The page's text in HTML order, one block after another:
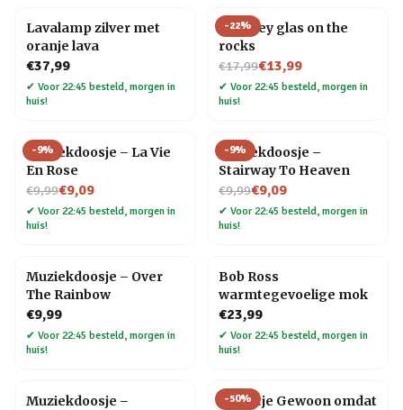
Lavalamp zilver met
oranje lava
€37,99
✔ Voor 22:45 besteld, morgen in
huis!
-22%
Whiskey glas on the
rocks
€17,99
Nu voor€13,99
✔ Voor 22:45 besteld, morgen in
huis!
-9%
Muziekdoosje – La Vie
En Rose
€9,99
Nu voor€9,09
✔ Voor 22:45 besteld, morgen in
huis!
-9%
Muziekdoosje –
Stairway To Heaven
€9,99
Nu voor€9,09
✔ Voor 22:45 besteld, morgen in
huis!
Muziekdoosje – Over
The Rainbow
€9,99
✔ Voor 22:45 besteld, morgen in
huis!
Bob Ross
warmtegevoelige mok
€23,99
✔ Voor 22:45 besteld, morgen in
huis!
Muziekdoosje –
-50%
Tegeltje Gewoon omdat